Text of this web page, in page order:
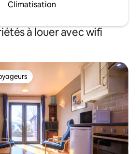
Climatisation
à louer avec wifi
parmi les plus aimés